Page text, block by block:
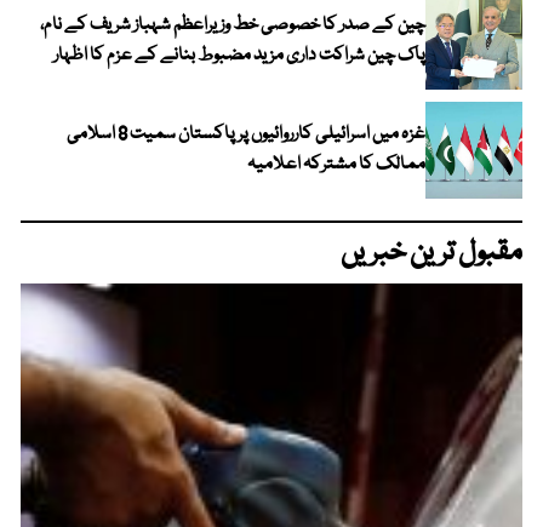
چین کے صدر کا خصوصی خط وزیراعظم شہباز شریف کے نام،
پاک چین شراکت داری مزید مضبوط بنانے کے عزم کا اظہار
غزہ میں اسرائیلی کارروائیوں پر پاکستان سمیت 8 اسلامی
ممالک کا مشترکہ اعلامیہ
مقبول ترین خبریں